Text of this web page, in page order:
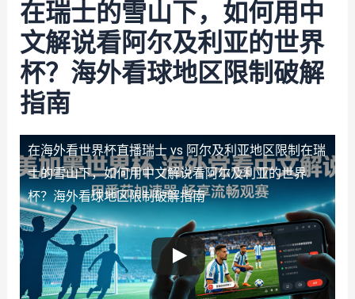
在瑞士的雪山下，如何用中
文解说看阿尔及利亚的世界
杯？海外看球地区限制破解
指南
在海外看世界杯直播瑞士 vs 阿尔及利亚地区限制 在瑞
士的雪山下，如何用中文解说看阿尔及利亚的世界
杯？海外看球地区限制破解指南